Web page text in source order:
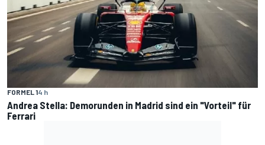
FORMEL 14 h
Andrea Stella: Demorunden in Madrid sind ein "Vorteil" für
Ferrari